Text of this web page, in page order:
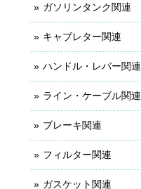
ガソリンタンク関連
キャブレター関連
ハンドル・レバー関連
ライン・ケーブル関連
ブレーキ関連
フィルター関連
ガスケット関連